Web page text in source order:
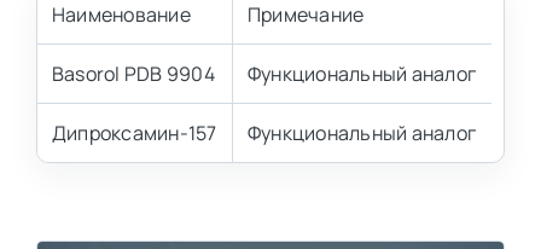
Наименование Примечание
Basorol PDB 9904 Функциональный аналог
Дипроксамин-157 Функциональный аналог